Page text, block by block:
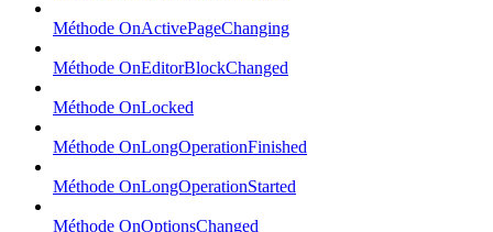
Méthode OnActivePageChanging
Méthode OnEditorBlockChanged
Méthode OnLocked
Méthode OnLongOperationFinished
Méthode OnLongOperationStarted
Méthode OnOptionsChanged